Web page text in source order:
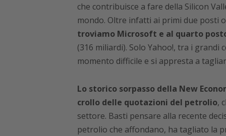
che contribuisce a fare della Silicon
mondo. Oltre infatti ai primi due posti
troviamo Microsoft e al quarto
(316 miliardi). Solo Yahoo!, tra i grandi
momento difficile e si appresta a
Lo storico sorpasso della New
crollo delle quotazioni del petrolio,
settore. Basti pensare alla recente
petrolio che affondano, ha tagliato la